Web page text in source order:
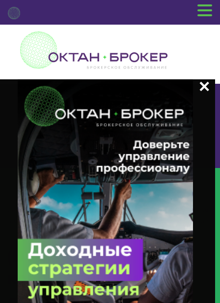
+7 (3812) 29-00-92
г.Омск ул.Красный Путь, 109 оф.510
Главная Новости Депозитария
(DVCA) О Корпоративном
Действии «Выплата Дивидендов В Виде Денежных Средств» С Ценными
Бумагами Эмитента ПАО «ВИ.РУ» ИНН 3300010559 (акция 1-01-06636-G
/ ISIN RU000A108K09)
(DVCA) О
корпоративном